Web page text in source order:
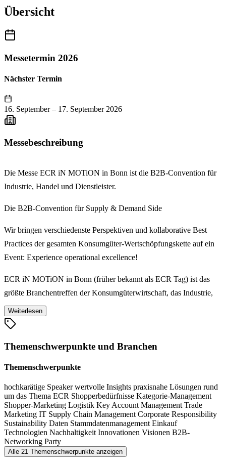
Übersicht
Messetermin 2026
Nächster Termin
16. September – 17. September 2026
Messebeschreibung
Die Messe ECR iN MOTiON in Bonn ist die B2B-Convention für
Industrie, Handel und Dienstleister.
Die B2B-Convention für Supply & Demand Side
Wir bringen verschiedenste Perspektiven und kollaborative Best
Practices der gesamten Konsumgüter-Wertschöpfungskette auf ein
Event: Experience operational excellence!
ECR iN MOTiON in Bonn (früher bekannt als ECR Tag) ist das
größte Branchentreffen der Konsumgüterwirtschaft, das Industrie,
Handel und Dienstleister gleichermaßen adressiert und Supply und
Demand Side miteinander vernetzt. Gezielte Begegnungen,
Bonn bringt eure zentralen Gegenwarts- und Zukunftsthemen auf
die Bühne – strategisch gedacht, praxisnah diskutiert und
gemeinsam weiterentwickelt.
INSPIRE. EMPOWER. CONNECT.
Weiterlesen
Themenschwerpunkte und Branchen
Themenschwerpunkte
hochkarätige Speakerwertvolle Insights praxisnahe Lösungen rund
um das Thema ECR Shopperbedürfnisse Kategorie-Management
Shopper-Marketing Logistik Key Account Management Trade
Marketing IT Supply Chain Management Corporate Responsibility
Sustainability Daten Stammdatenmanagement Einkauf
Technologien Nachhaltigkeit Innovationen Visionen B2B-
Networking Party
Alle 21 Themenschwerpunkte anzeigen